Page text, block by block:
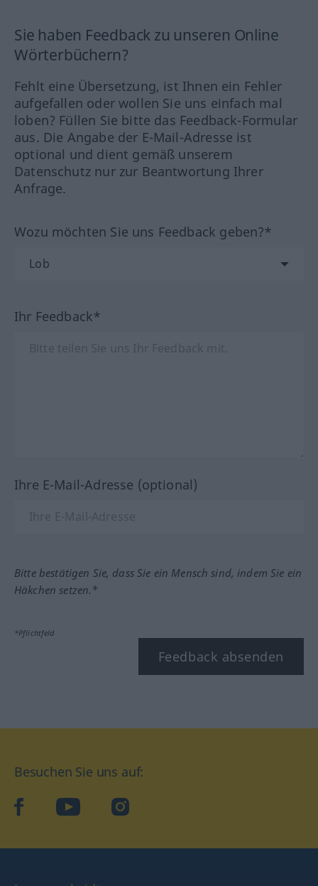
Sie haben Feedback zu unseren Online
Wörterbüchern?
Fehlt eine Übersetzung, ist Ihnen ein Fehler
aufgefallen oder wollen Sie uns einfach mal
loben? Füllen Sie bitte das Feedback-Formular
aus. Die Angabe der E-Mail-Adresse ist
optional und dient gemäß unserem
Datenschutz nur zur Beantwortung Ihrer
Anfrage.
Wozu möchten Sie uns Feedback geben?*
Ihr Feedback*
Ihre E-Mail-Adresse (optional)
Bitte bestätigen Sie, dass Sie ein Mensch sind, indem Sie ein
Häkchen setzen.*
*Pflichtfeld
Feedback absenden
Besuchen Sie uns auf:
facebookYouTube Instagram